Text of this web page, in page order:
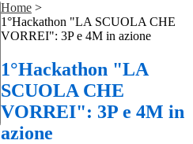
Home >
1°Hackathon "LA SCUOLA CHE
VORREI": 3P e 4M in azione
1°Hackathon "LA
SCUOLA CHE
VORREI": 3P e 4M in
azione